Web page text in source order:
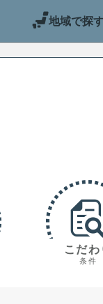
地域で探
こだわ
条件